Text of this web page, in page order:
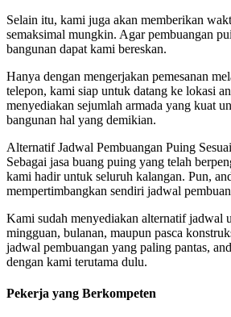
Selain itu, kami juga akan memberikan
semaksimal mungkin. Agar pembuangan
bangunan dapat kami bereskan.
Hanya dengan mengerjakan pemesanan
telepon, kami siap untuk datang ke lokasi
menyediakan sejumlah armada yang kuat
bangunan hal yang demikian.
Alternatif Jadwal Pembuangan Puing
Sebagai jasa buang puing yang telah
kami hadir untuk seluruh kalangan. Pun,
mempertimbangkan sendiri jadwal
Kami sudah menyediakan alternatif jadwal
mingguan, bulanan, maupun pasca
jadwal pembuangan yang paling pantas,
dengan kami terutama dulu.
Pekerja yang Berkompeten